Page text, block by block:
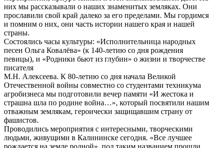
них мы рассказывали о наших знаменитых земляках. Они
прославили свой край далеко за его пределами. Мы гордимся
и помним о них, они часть истории нашего края и нашей
страны.
Состоялись часы культуры: «Исполнительница народных
песен Ольга Ковалёва» (к 140-летию со дня рождения
певицы), и «Родники бьют из глубин» о жизни и творчестве
писателя
М.Н. Алексеева. К 80-летию со дня начала Великой
Отечественной войны совместно со студентами техникума
агробизнеса мы подготовили вечер памяти «И жестока и
страшна шла по родине война…», который посвятили нашим
отважным землякам, героически защищавшим страну от
фашистов.
Проводились мероприятия с интересными, творческими
людьми, живущими в Калининске сегодня. «Все лучшее
рождается на земле родной», под таким названием прошли